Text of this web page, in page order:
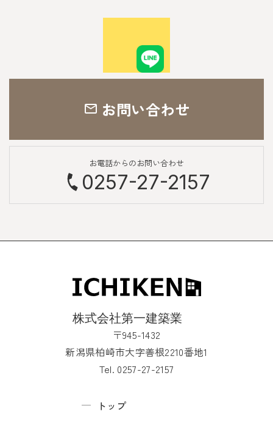
お問い合わせ
お電話からのお問い合わせ
0257-27-2157
〒945-1432
新潟県柏崎市大字善根2210番地1
Tel. 0257-27-2157
トップ